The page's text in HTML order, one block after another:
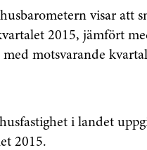
visar att
2015, jämfört
med motsvarande
i landet
2015.